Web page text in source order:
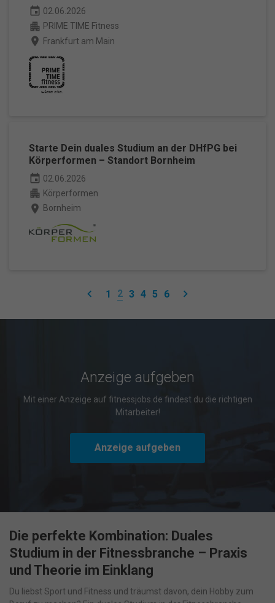
event 02.06.2026
apartment PRIME TIME Fitness
place Frankfurt am Main
Starte Dein duales Studium an der DHfPG bei
Körperformen – Standort Bornheim
event 02.06.2026
apartment Körperformen
place Bornheim
keyboard_arrow_left 1 2 3 4 5 6 keyboard_arrow_right
Anzeige aufgeben
Mit einer Anzeige auf fitnessjobs.de findest du die richtigen
Mitarbeiter!
Anzeige aufgeben
Die perfekte Kombination: Duales
Studium in der Fitnessbranche – Praxis
und Theorie im Einklang
Du liebst Sport und Fitness und träumst davon, dein Hobby zum
Marketing (1)
Marketing-Cookies werden von Drittanbietern oder Publishern
verwendet, um personalisierte Werbung anzuzeigen. Sie tun dies, indem
sie Besucher über Websites hinweg verfolgen.